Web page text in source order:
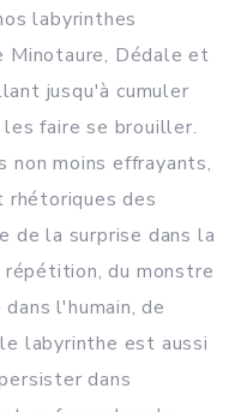
labyrinthes
Minotaure, Dédale et
jusqu'à cumuler
faire se brouiller.
non moins effrayants,
des
de la surprise dans la
du monstre
l'humain, de
labyrinthe est aussi
dans